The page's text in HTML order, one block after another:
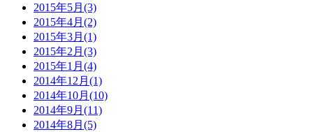
2015年5月(3)
2015年4月(2)
2015年3月(1)
2015年2月(3)
2015年1月(4)
2014年12月(1)
2014年10月(10)
2014年9月(11)
2014年8月(5)